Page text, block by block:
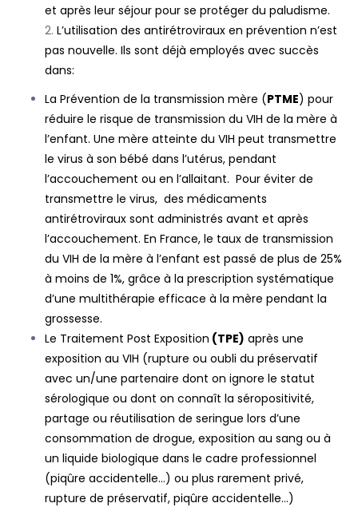
et après leur séjour pour se protéger du paludisme.
L’utilisation des antirétroviraux en prévention n’est
pas nouvelle. Ils sont déjà employés avec succès
dans:
La Prévention de la transmission mère (PTME) pour
réduire le risque de transmission du VIH de la mère à
l’enfant. Une mère atteinte du VIH peut transmettre
le virus à son bébé dans l’utérus, pendant
l’accouchement ou en l’allaitant. Pour éviter de
transmettre le virus, des médicaments
antirétroviraux sont administrés avant et après
l’accouchement. En France, le taux de transmission
du VIH de la mère à l’enfant est passé de plus de 25%
à moins de 1%, grâce à la prescription systématique
d’une multithérapie efficace à la mère pendant la
grossesse.
Le Traitement Post Exposition (TPE) après une
exposition au VIH (rupture ou oubli du préservatif
avec un/une partenaire dont on ignore le statut
sérologique ou dont on connaît la séropositivité,
partage ou réutilisation de seringue lors d’une
consommation de drogue, exposition au sang ou à
un liquide biologique dans le cadre professionnel
(piqûre accidentelle…) ou plus rarement privé,
rupture de préservatif, piqûre accidentelle…)